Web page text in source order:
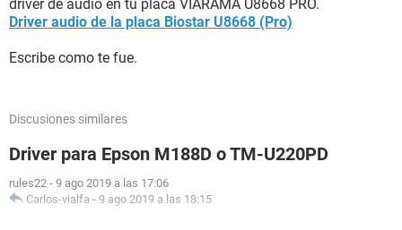
driver de audio en tu placa VIARAMA U8668 PRO.
Driver audio de la placa Biostar U8668 (Pro)
Escribe como te fue.
Discusiones similares
Driver para Epson M188D o TM-U220PD
rules22 - 9 ago 2019 a las 17:06
Carlos-vialfa - 9 ago 2019 a las 18:15